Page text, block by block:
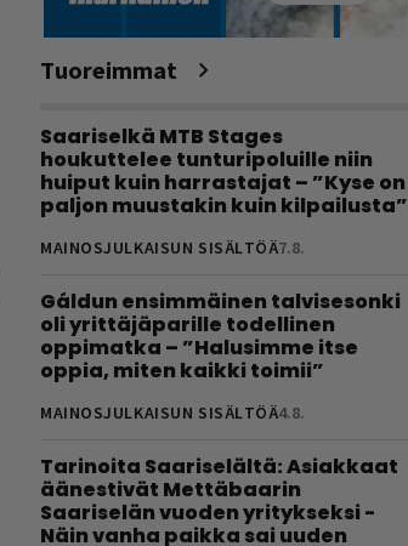
Tuoreimmat
Saariselkä MTB Stages
houkuttelee tunturipoluille niin
huiput kuin harrastajat – ”Kyse on
paljon muustakin kuin kilpailusta”
MAINOSJULKAISUN SISÄLTÖÄ7.8.
Gáldun ensimmäinen talvisesonki
oli yrittäjäparille todellinen
oppimatka – ”Halusimme itse
oppia, miten kaikki toimii”
MAINOSJULKAISUN SISÄLTÖÄ4.8.
Tarinoita Saariselältä: Asiakkaat
äänestivät Mettäbaarin
Saariselän vuoden yritykseksi -
Näin vanha paikka sai uuden